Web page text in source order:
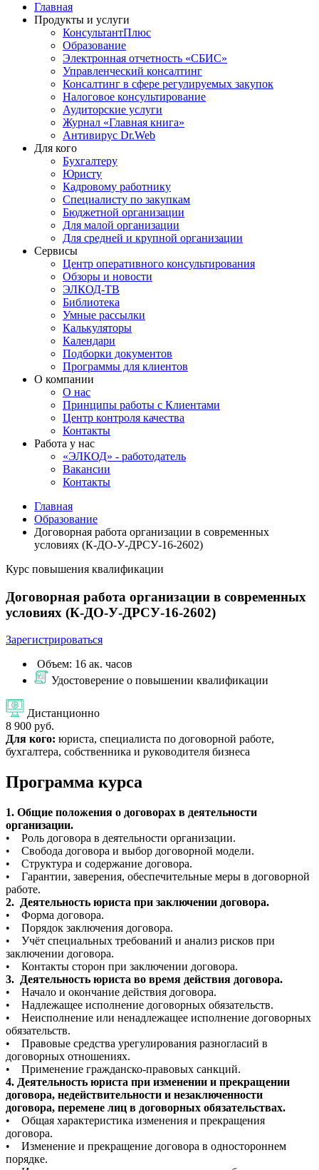
Главная
Продукты и услуги
КонсультантПлюс
Образование
Электронная отчетность «СБИС»
Управленческий консалтинг
Консалтинг в сфере регулируемых закупок
Налоговое консультирование
Аудиторские услуги
Журнал «Главная книга»
Антивирус Dr.Web
Для кого
Бухгалтеру
Юристу
Кадровому работнику
Специалисту по закупкам
Бюджетной организации
Для малой организации
Для средней и крупной организации
Сервисы
Центр оперативного консультирования
Обзоры и новости
ЭЛКОД-ТВ
Библиотека
Умные рассылки
Калькуляторы
Календари
Подборки документов
Программы для клиентов
О компании
О нас
Принципы работы с Клиентами
Центр контроля качества
Контакты
Работа у нас
«ЭЛКОД» - работодатель
Вакансии
Контакты
Главная
Образование
Договорная работа организации в современных
условиях (К-ДО-У-ДРСУ-16-2602)
Курс повышения квалификации
Договорная работа организации в современных
условиях (К-ДО-У-ДРСУ-16-2602)
Зарегистрироваться
Объем: 16 ак. часов
Удостоверение о повышении квалификации
Дистанционно
8 900 руб.
Для кого: юриста, специалиста по договорной работе,
бухгалтера, собственника и руководителя бизнеса
Программа курса
1. Общие положения о договорах в деятельности
организации.
• Роль договора в деятельности организации.
• Свобода договора и выбор договорной модели.
• Структура и содержание договора.
• Гарантии, заверения, обеспечительные меры в договорной
работе.
2. Деятельность юриста при заключении договора.
• Форма договора.
• Порядок заключения договора.
• Учёт специальных требований и анализ рисков при
заключении договора.
• Контакты сторон при заключении договора.
3. Деятельность юриста во время действия договора.
• Начало и окончание действия договора.
• Надлежащее исполнение договорных обязательств.
• Неисполнение или ненадлежащее исполнение договорных
обязательств.
• Правовые средства урегулирования разногласий в
договорных отношениях.
• Применение гражданско-правовых санкций.
4. Деятельность юриста при изменении и прекращении
договора, недействительности и незаключенности
договора, перемене лиц в договорных обязательствах.
• Общая характеристика изменения и прекращения
договора.
• Изменение и прекращение договора в одностороннем
порядке.